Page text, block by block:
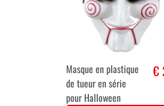
Masque en plastique
de tueur en série
pour Halloween
€